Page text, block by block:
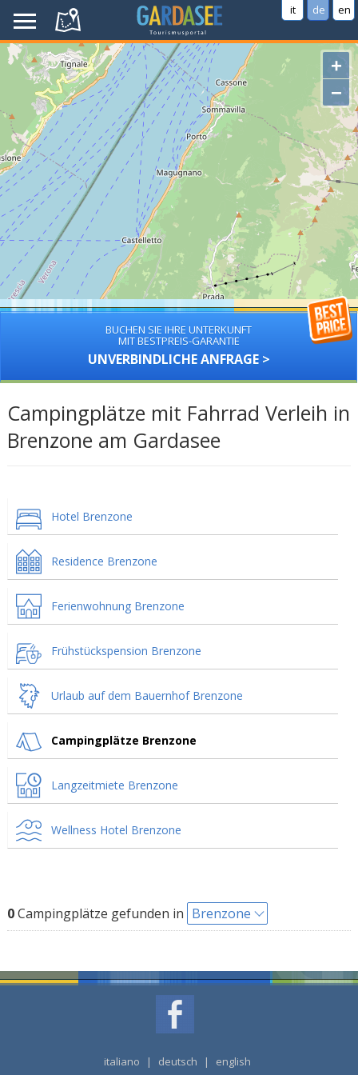
it de en
+
−
BUCHEN SIE IHRE UNTERKUNFT
MIT BESTPREIS-GARANTIE
UNVERBINDLICHE ANFRAGE >
Campingplätze mit Fahrrad Verleih in
Brenzone am Gardasee
Hotel Brenzone
Residence Brenzone
Ferienwohnung Brenzone
Frühstückspension Brenzone
Urlaub auf dem Bauernhof Brenzone
Campingplätze Brenzone
Langzeitmiete Brenzone
Wellness Hotel Brenzone
0Campingplätze gefunden in Brenzone
italiano | deutsch | english